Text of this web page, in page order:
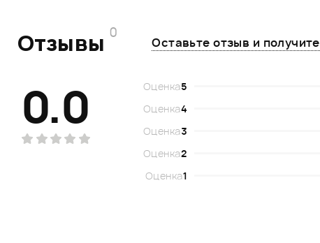
Отзывы 0
Оставьте отзыв и получите
0.0 Оценка5
Оценка4
Оценка3
Оценка2
Оценка1